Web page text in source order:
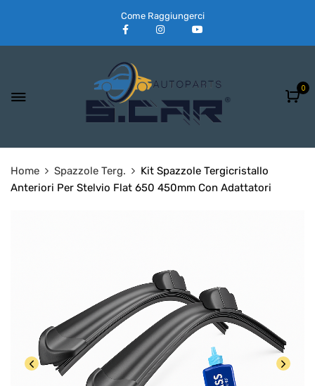
Come Raggiungerci
0
Home Spazzole Terg.
Kit Spazzole Tergicristallo
Anteriori Per Stelvio Flat 650 450mm Con Adattatori